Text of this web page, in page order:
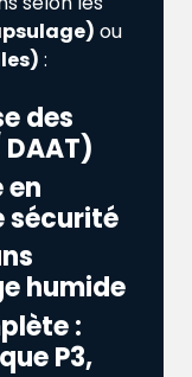
ou
:
des
en
sécurité
humide
:
P3,